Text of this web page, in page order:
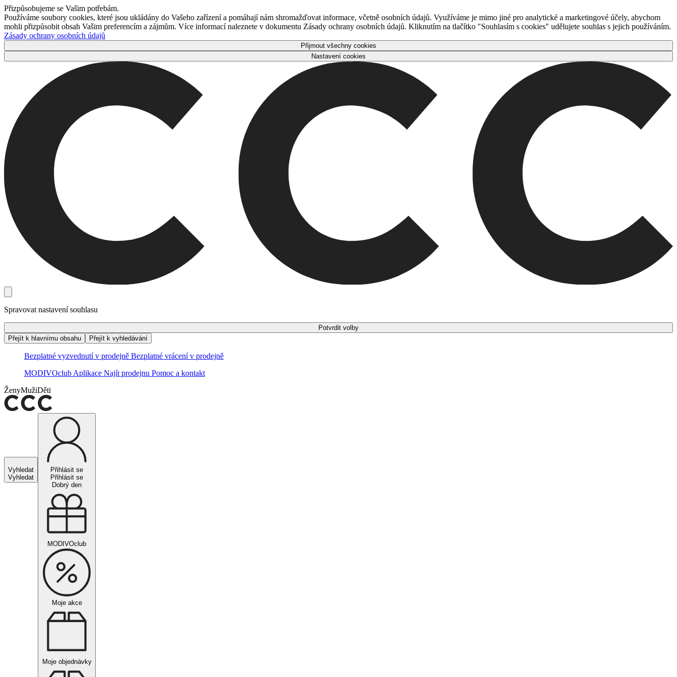
Přizpůsobujeme se Vašim potřebám.
Používáme soubory cookies, které jsou ukládány do Vašeho zařízení a pomáhají nám shromažďovat informace, včetně osobních údajů. Využíváme je mimo jiné pro analytické a marketingové účely, abychom
mohli přizpůsobit obsah Vašim preferencím a zájmům. Více informací naleznete v dokumentu Zásady ochrany osobních údajů. Kliknutím na tlačítko "Souhlasím s cookies" udělujete souhlas s jejich používáním.
Zásady ochrany osobních údajů
Přijmout všechny cookies
Nastavení cookies
Spravovat nastavení souhlasu
Potvrdit volby
Přejít k hlavnímu obsahu
Přejít k vyhledávání
Bezplatné vyzvednutí v prodejně Bezplatné vrácení v prodejně
MODIVOclub Aplikace Najít prodejnu Pomoc a kontakt
ŽenyMužiDěti
Vyhledat
Vyhledat
Přihlásit se
Přihlásit se
Dobrý den
MODIVOclub
Moje akce
Moje objednávky